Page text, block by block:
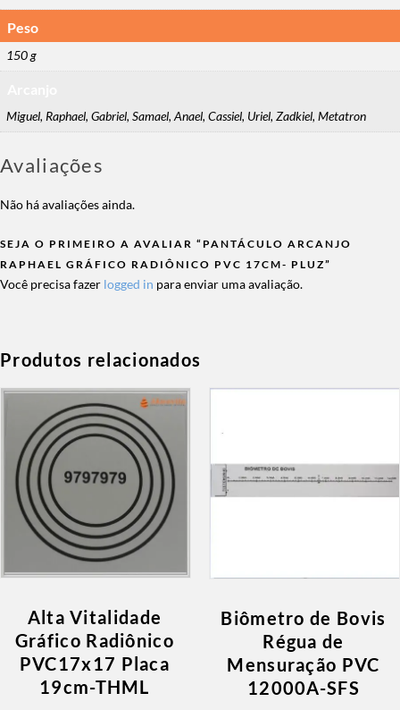
Peso
150 g
Miguel, Raphael, Gabriel, Samael, Anael, Cassiel, Uriel, Zadkiel, Metatron
Avaliações
Não há avaliações ainda.
SEJA O PRIMEIRO A AVALIAR “PANTÁCULO ARCANJO
RAPHAEL GRÁFICO RADIÔNICO PVC 17CM- PLUZ”
Você precisa fazer logged in para enviar uma avaliação.
Produtos relacionados
Alta Vitalidade
Gráfico Radiônico
PVC17x17 Placa
19cm-THML
Biômetro de Bovis
Régua de
Mensuração PVC
12000A-SFS